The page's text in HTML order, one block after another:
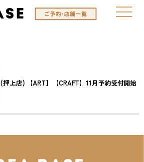
(押上店) 【ART】【CRAFT】11月予約受付開始